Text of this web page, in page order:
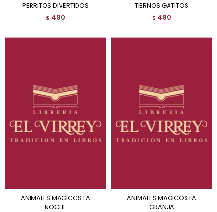
PERRITOS DIVERTIDOS
$ 490
TIERNOS GATITOS
$ 490
ANIMALES MAGICOS LA
NOCHE
ANIMALES MAGICOS LA
GRANJA